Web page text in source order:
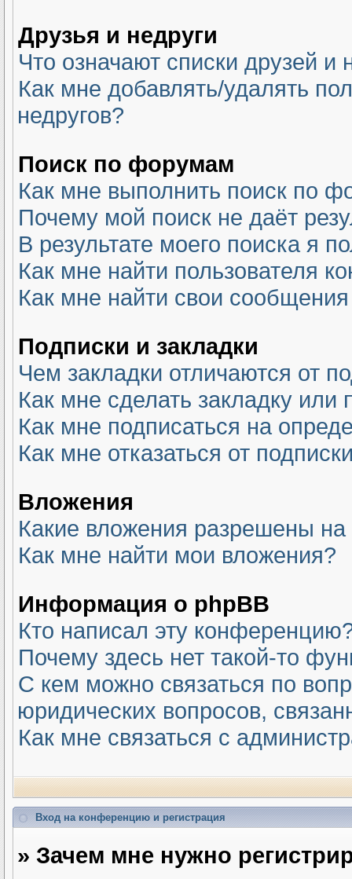
Друзья и недруги
Что означают списки друзей и
Как мне добавлять/удалять
недругов?
Поиск по форумам
Как мне выполнить поиск по
Почему мой поиск не даёт
В результате моего поиска я
Как мне найти пользователя
Как мне найти свои
Подписки и закладки
Чем закладки отличаются от
Как мне сделать закладку
Как мне подписаться на
Как мне отказаться от
Вложения
Какие вложения разрешены
Как мне найти мои вложения?
Информация о phpBB
Кто написал эту
Почему здесь нет такой-то
С кем можно связаться по
юридических вопросов,
Как мне связаться с
Вход на конференцию и регистрация
» Зачем мне нужно